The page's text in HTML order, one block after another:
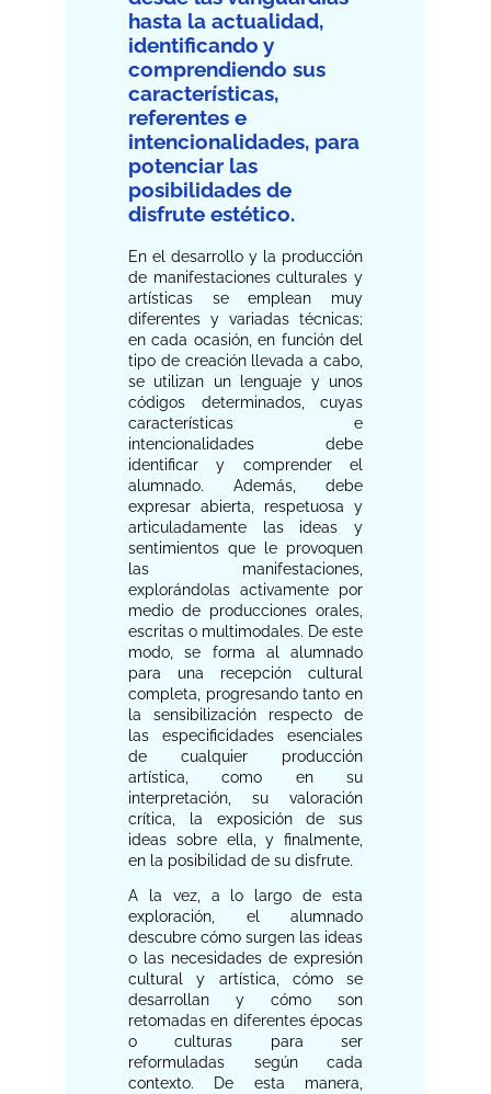
hasta la actualidad,
identificando y
comprendiendo sus
características,
referentes e
intencionalidades, para
potenciar las
posibilidades de
disfrute estético.
En el desarrollo y la producción
de manifestaciones culturales y
artísticas se emplean muy
diferentes y variadas técnicas;
en cada ocasión, en función del
tipo de creación llevada a cabo,
se utilizan un lenguaje y unos
códigos determinados, cuyas
características e
intencionalidades debe
identificar y comprender el
alumnado. Además, debe
expresar abierta, respetuosa y
articuladamente las ideas y
sentimientos que le provoquen
las manifestaciones,
explorándolas activamente por
medio de producciones orales,
escritas o multimodales. De este
modo, se forma al alumnado
para una recepción cultural
completa, progresando tanto en
la sensibilización respecto de
las especificidades esenciales
de cualquier producción
artística, como en su
interpretación, su valoración
crítica, la exposición de sus
ideas sobre ella, y finalmente,
en la posibilidad de su disfrute.
A la vez, a lo largo de esta
exploración, el alumnado
descubre cómo surgen las ideas
o las necesidades de expresión
cultural y artística, cómo se
desarrollan y cómo son
retomadas en diferentes épocas
o culturas para ser
reformuladas según cada
contexto. De esta manera,